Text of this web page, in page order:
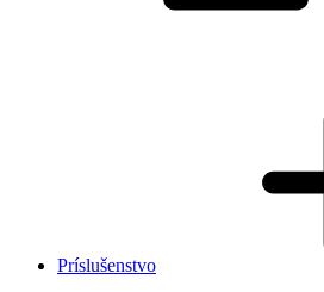
Príslušenstvo